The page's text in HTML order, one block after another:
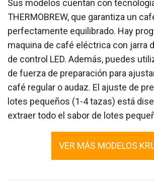
Sus modelos cuentan con
THERMOBREW, que garantiza un
perfectamente equilibrado. Hay
maquina de café eléctrica con jarra
de control LED. Además, puedes
de fuerza de preparación para
café regular o audaz. El ajuste de
lotes pequeños (1-4 tazas) está
extraer todo el sabor de lotes
VER MÁS MODELOS